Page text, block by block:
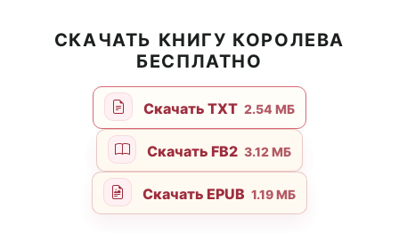
СКАЧАТЬ КНИГУ КОРОЛЕВА
БЕСПЛАТНО
Скачать TXT 2.54 МБ
Скачать FB2 3.12 МБ
Скачать EPUB 1.19 МБ